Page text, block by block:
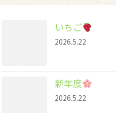
いちご
2026.5.22
新年度
2026.5.22